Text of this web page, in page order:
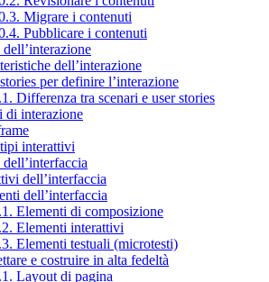
Migrare i contenuti
Pubblicare i contenuti
dell’interazione
per definire l’interazione
Differenza tra scenari e user stories
di interazione
interattivi
dell’interfaccia
dell’interfaccia
Elementi di composizione
Elementi interattivi
Elementi testuali (microtesti)
e costruire in alta fedeltà
Layout di pagina